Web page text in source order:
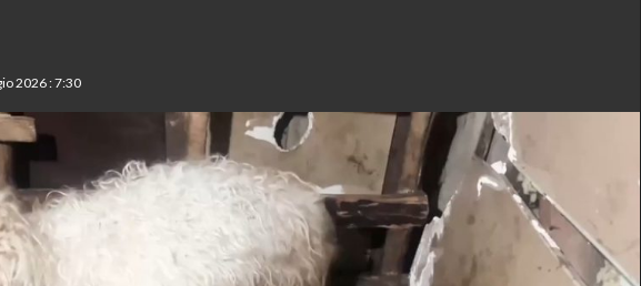
2026 : 7:30